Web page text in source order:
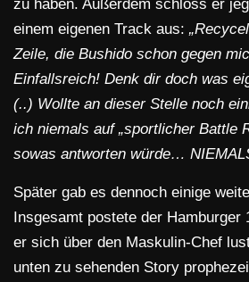
zu haben. Außerdem schloss er
einem eigenen Track aus:
Zeile, die Bushido schon gegen
Einfallsreich! Denk dir doch was
(..) Wollte an dieser Stelle noch
ich niemals auf „sportlicher Battle
sowas antworten würde…
Später gab es dennoch einige
Insgesamt postete der Hamburger
er sich über den Maskulin-Chef
unten zu sehenden Story